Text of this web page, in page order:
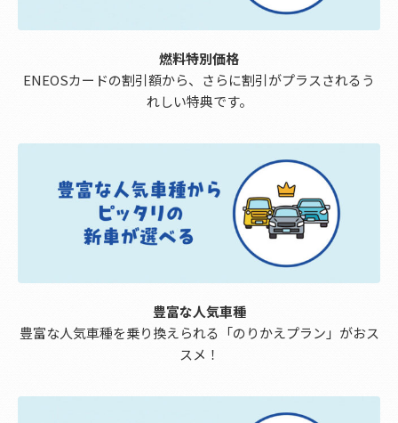
燃料特別価格
ENEOSカードの割引額から、さらに割引がプラスされるう
れしい特典です。
豊富な人気車種
豊富な人気車種を乗り換えられる「のりかえプラン」がおス
スメ！